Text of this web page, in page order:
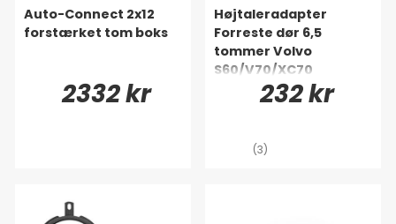
Auto-Connect 2x12
forstærket tom boks
2332 kr
Højtaleradapter
Forreste dør 6,5
tommer Volvo
S60/V70/XC70
232 kr
(3)